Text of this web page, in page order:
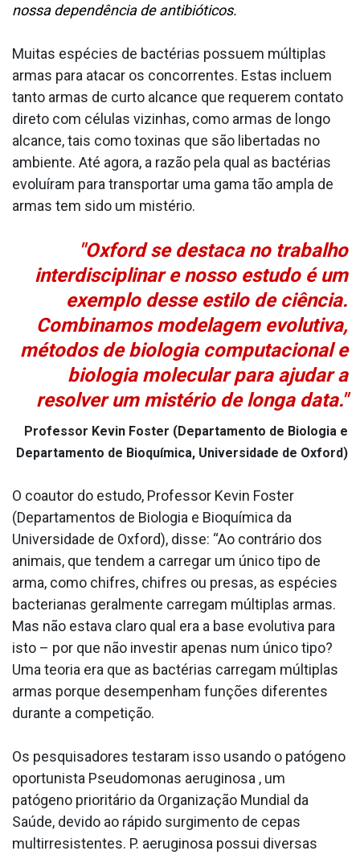
nossa dependência de antibióticos.
Muitas espécies de bactérias possuem múltiplas
armas para atacar os concorrentes. Estas incluem
tanto armas de curto alcance que requerem contato
direto com células vizinhas, como armas de longo
alcance, tais como toxinas que são libertadas no
ambiente. Até agora, a razão pela qual as bactérias
evoluíram para transportar uma gama tão ampla de
armas tem sido um mistério.
"Oxford se destaca no trabalho
interdisciplinar e nosso estudo é um
exemplo desse estilo de ciência.
Combinamos modelagem evolutiva,
métodos de biologia computacional e
biologia molecular para ajudar a
resolver um mistério de longa data."
Professor Kevin Foster (Departamento de Biologia e
Departamento de Bioquímica, Universidade de Oxford)
O coautor do estudo, Professor Kevin Foster
(Departamentos de Biologia e Bioquímica da
Universidade de Oxford), disse: “Ao contrário dos
animais, que tendem a carregar um único tipo de
arma, como chifres, chifres ou presas, as espécies
bacterianas geralmente carregam múltiplas armas.
Mas não estava claro qual era a base evolutiva para
isto – por que não investir apenas num único tipo?
Uma teoria era que as bactérias carregam múltiplas
armas porque desempenham funções diferentes
durante a competição.
Os pesquisadores testaram isso usando o patógeno
oportunista Pseudomonas aeruginosa , um
patógeno prioritário da Organização Mundial da
Saúde, devido ao rápido surgimento de cepas
multirresistentes. P. aeruginosa possui diversas